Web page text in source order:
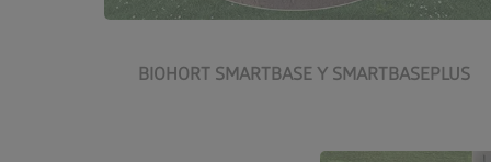
BIOHORT SMARTBASE Y SMARTBASEPLUS
cimentaciones SmartBase